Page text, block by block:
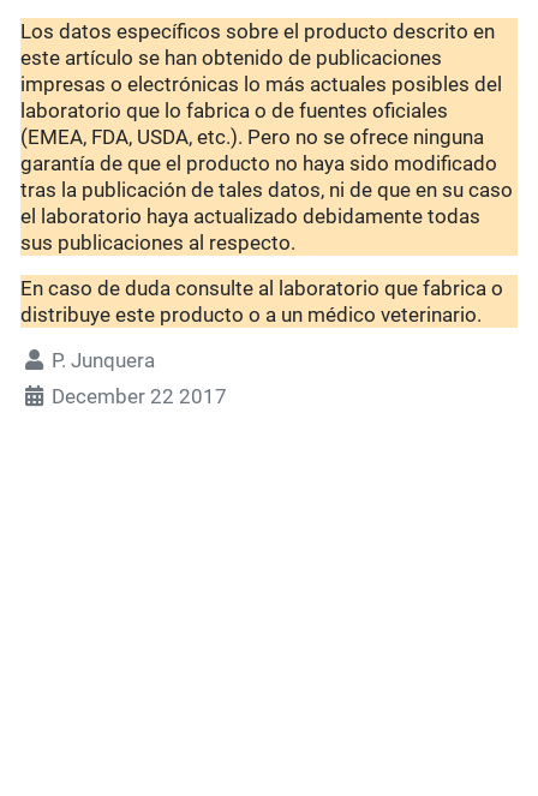
Los datos específicos sobre el producto descrito en
este artículo se han obtenido de publicaciones
impresas o electrónicas lo más actuales posibles del
laboratorio que lo fabrica o de fuentes oficiales
(EMEA, FDA, USDA, etc.). Pero no se ofrece ninguna
garantía de que el producto no haya sido modificado
tras la publicación de tales datos, ni de que en su caso
el laboratorio haya actualizado debidamente todas
sus publicaciones al respecto.
En caso de duda consulte al laboratorio que fabrica o
distribuye este producto o a un médico veterinario.
P. Junquera
December 22 2017